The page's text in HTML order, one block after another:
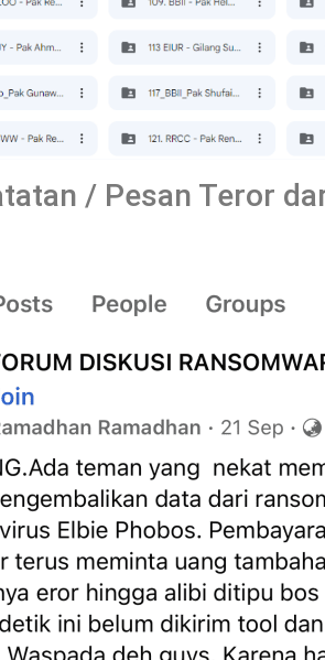
/ Pesan Teror